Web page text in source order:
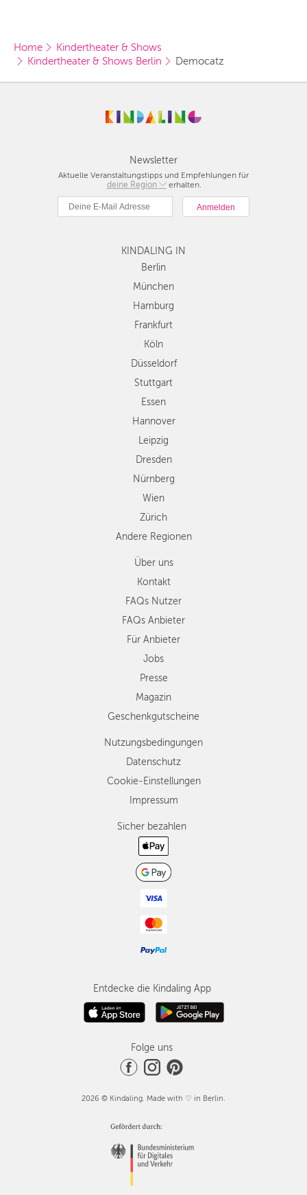
Home
Kindertheater & Shows
Kindertheater & Shows Berlin
Democatz
Newsletter
Aktuelle Veranstaltungstipps und Empfehlungen für
deine Region
Berlin
Hamburg
Köln
Düsseldorf
Stuttgart
Essen
Dresden
Nürnberg
Wien
Zürich
Andere
Regionen
erhalten.
KINDALING IN
Berlin
München
Hamburg
Frankfurt
Köln
Düsseldorf
Stuttgart
Essen
Hannover
Leipzig
Dresden
Nürnberg
Wien
Zürich
Andere Regionen
Über uns
Kontakt
FAQs Nutzer
FAQs Anbieter
Für Anbieter
Jobs
Presse
Magazin
Geschenkgutscheine
Nutzungsbedingungen
Datenschutz
Cookie-Einstellungen
Impressum
Sicher bezahlen
Entdecke die Kindaling App
Folge uns
2026 © Kindaling. Made with ♡ in Berlin.